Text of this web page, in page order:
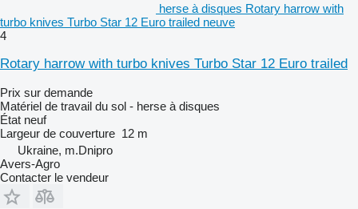
herse à disques Rotary harrow with
turbo knives Turbo Star 12 Euro trailed neuve
4
Rotary harrow with turbo knives Turbo Star 12 Euro trailed
Prix sur demande
Matériel de travail du sol - herse à disques
État neuf
Largeur de couverture 12 m
Ukraine, m.Dnipro
Avers-Agro
Contacter le vendeur